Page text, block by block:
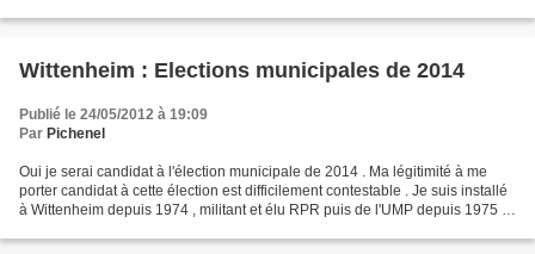
Wittenheim : Elections municipales de 2014
Publié le 24/05/2012 à 19:09
Par Pichenel
Oui je serai candidat à l'élection municipale de 2014 . Ma légitimité à me
porter candidat à cette élection est difficilement contestable . Je suis installé
à Wittenheim depuis 1974 , militant et élu RPR puis de l'UMP depuis 1975 ,